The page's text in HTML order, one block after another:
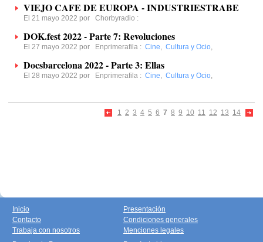
VIEJO CAFE DE EUROPA - INDUSTRIESTRABE
El 21 mayo 2022 por Chorbyradio :
DOK.fest 2022 - Parte 7: Revoluciones
El 27 mayo 2022 por Enprimerafila : Cine, Cultura y Ocio,
Docsbarcelona 2022 - Parte 3: Ellas
El 28 mayo 2022 por Enprimerafila : Cine, Cultura y Ocio,
1 2 3 4 5 6 7 8 9 10 11 12 13 14
Inicio
Contacto
Trabaja con nosotros
Presentación
Condiciones generales
Menciones legales